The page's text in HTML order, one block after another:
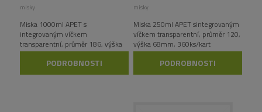
misky
Miska 1000ml APET s
integrovaným víčkem
transparentní, průměr 186, výška
102mm, 240ks/kart
PODROBNOSTI
misky
Miska 250ml APET sintegrovaným
víčkem transparentní, průměr 120,
výška 68mm, 360ks/kart
PODROBNOSTI